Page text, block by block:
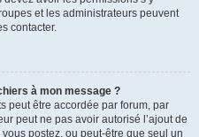
et les administrateurs peuvent
contacter.
à mon message ?
peut être accordée par forum, par
peut ne pas avoir autorisé l’ajout de
postez, ou peut-être que seul un